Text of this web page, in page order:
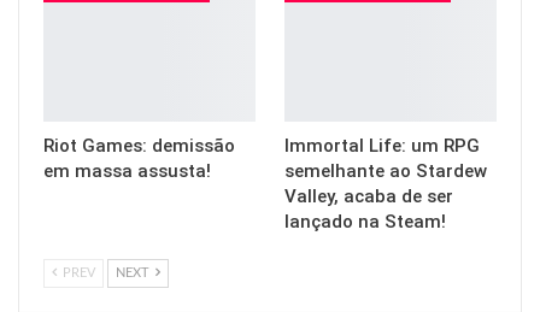
Riot Games: demissão
em massa assusta!
Immortal Life: um RPG
semelhante ao Stardew
Valley, acaba de ser
lançado na Steam!
PREV NEXT